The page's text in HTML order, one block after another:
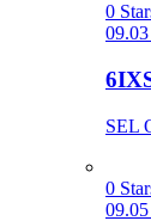
0
SEL
0